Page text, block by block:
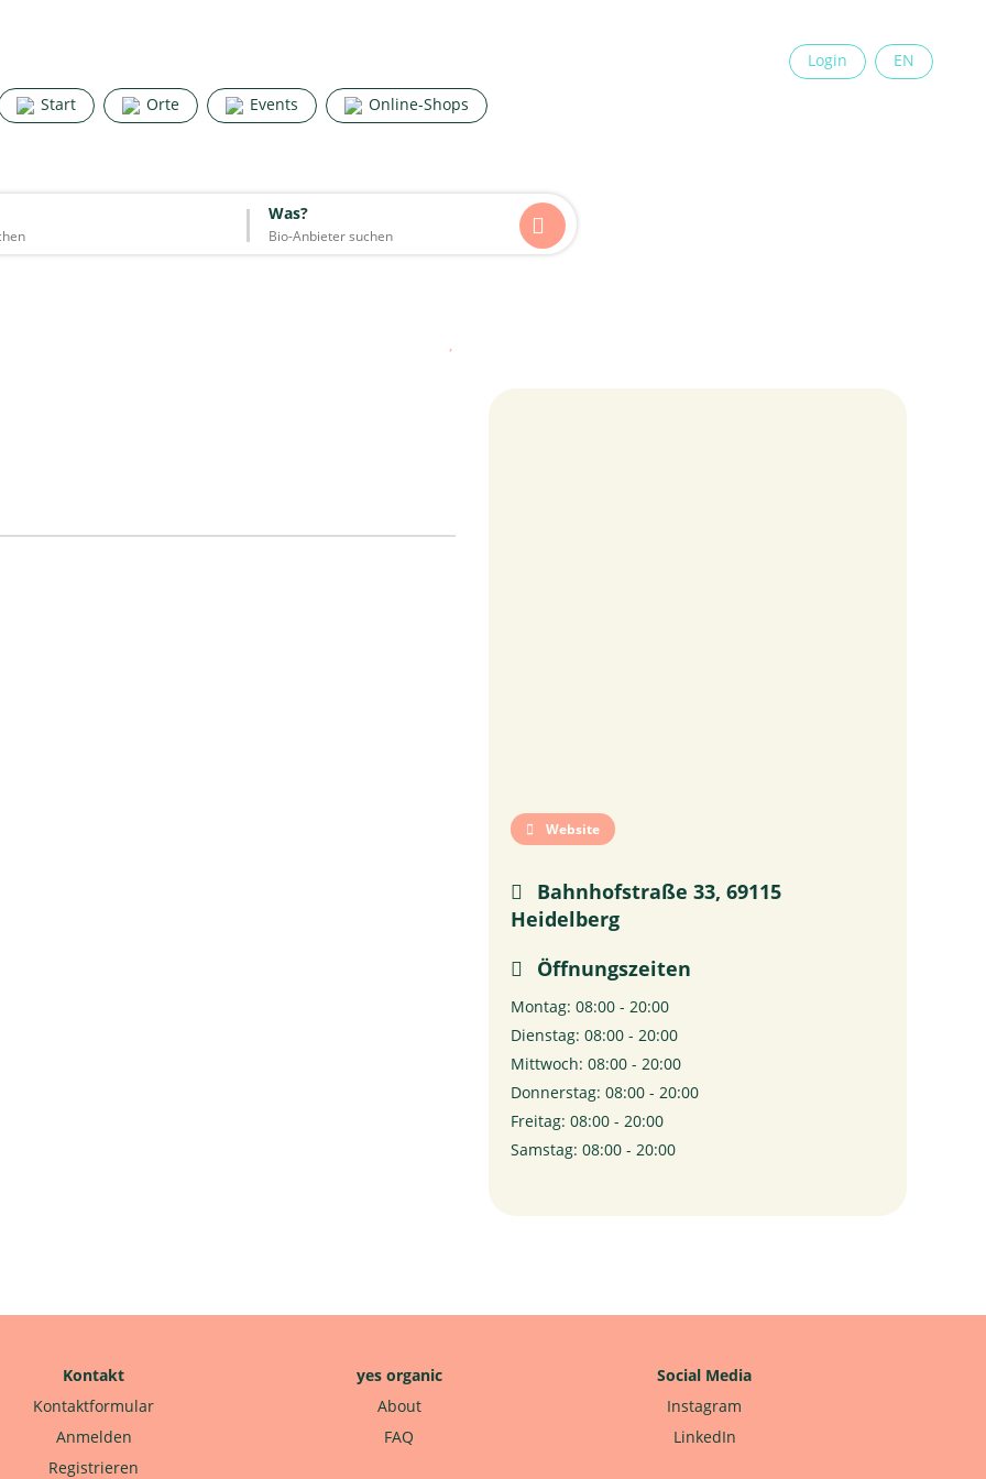
Start Orte Events Online-Shops
Login EN
Was?
×
Start Orte Events Online-Shops
Was?
Website
Bahnhofstraße 33, 69115
Heidelberg
Öffnungszeiten
Montag: 08:00 - 20:00
Dienstag: 08:00 - 20:00
Mittwoch: 08:00 - 20:00
Donnerstag: 08:00 - 20:00
Freitag: 08:00 - 20:00
Samstag: 08:00 - 20:00
Kontakt
Kontaktformular
Anmelden
Registrieren
yes organic
About
FAQ
Social Media
Instagram
LinkedIn